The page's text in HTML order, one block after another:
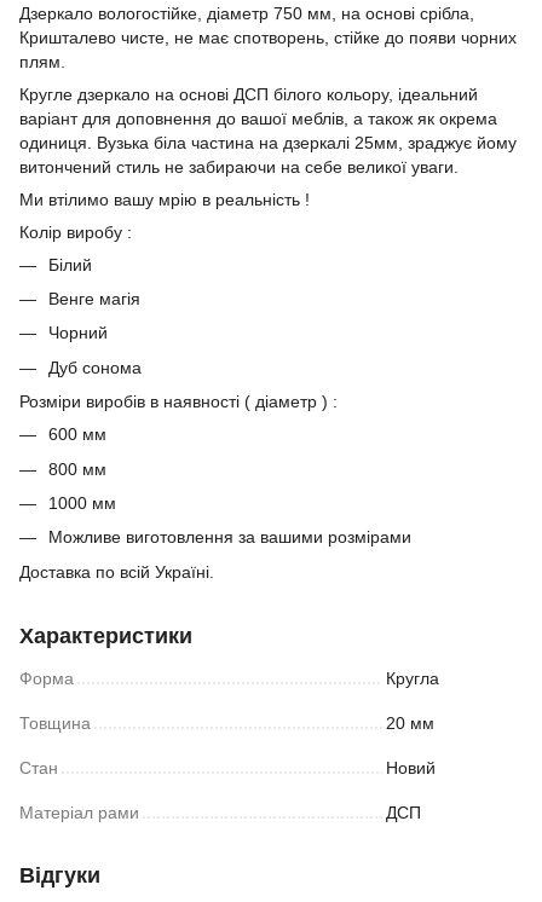
Дзеркало вологостійке, діаметр 750 мм, на основі срібла,
Кришталево чисте, не має спотворень, стійке до появи чорних
плям.
Кругле дзеркало на основі ДСП білого кольору, ідеальний
варіант для доповнення до вашої меблів, а також як окрема
одиниця. Вузька біла частина на дзеркалі 25мм, зраджує йому
витончений стиль не забираючи на себе великої уваги.
Ми втілимо вашу мрію в реальність !
Колір виробу :
Білий
Венге магія
Чорний
Дуб сонома
Розміри виробів в наявності ( діаметр ) :
600 мм
800 мм
1000 мм
Можливе виготовлення за вашими розмірами
Доставка по всій Україні.
Характеристики
Форма Кругла
Товщина 20 мм
Стан Новий
Матеріал рами ДСП
Відгуки